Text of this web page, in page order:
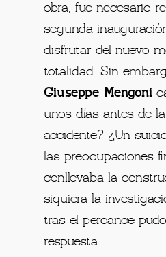
obra, fue necesario
segunda
disfrutar del nuevo
totalidad. Sin
Giuseppe Mengoni
unos días antes de
accidente? ¿Un
las preocupaciones
conllevaba la
siquiera la
tras el percance
respuesta.